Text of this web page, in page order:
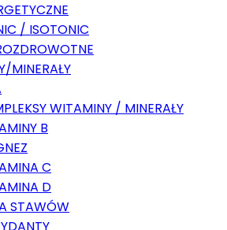
/ ISOTONIC
MINERAŁY
WITAMINY / MINERAŁY
B
C
D
STAWÓW